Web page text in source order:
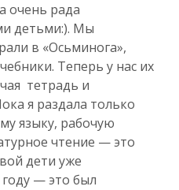
очень рада
детьми:). Мы
в «Осьминога»,
Теперь у нас их
тетрадь и
я раздала только
языку, рабочую
чтение — это
дети уже
— это был